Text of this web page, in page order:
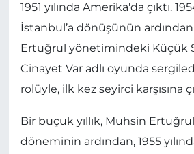
1951 yılında Amerika'da çıktı.
İstanbul’a dönüşünün
Ertuğrul yönetimindeki Küçük
Cinayet Var adlı oyunda
rolüyle, ilk kez seyirci karşısına
Bir buçuk yıllık, Muhsin
döneminin ardından, 1955